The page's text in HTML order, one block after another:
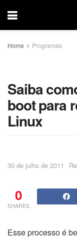
Home Programas
Saiba
boot para
Linux
30 de julho de 2011
0
SHARES
Esse processo é